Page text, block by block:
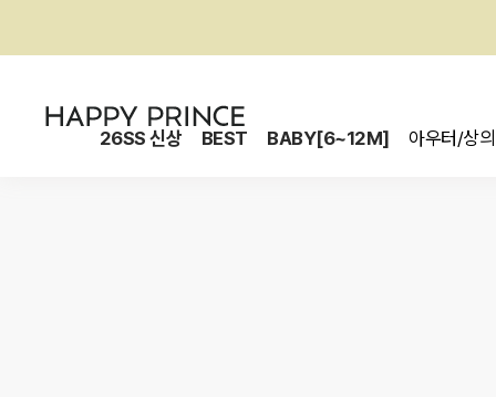
26SS 신상 BEST BABY[6~12M] 아우터/상의